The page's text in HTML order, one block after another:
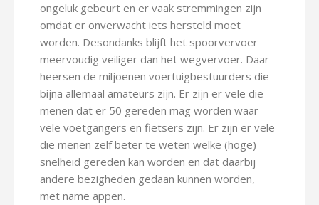
ongeluk gebeurt en er vaak stremmingen zijn
omdat er onverwacht iets hersteld moet
worden. Desondanks blijft het spoorvervoer
meervoudig veiliger dan het wegvervoer. Daar
heersen de miljoenen voertuigbestuurders die
bijna allemaal amateurs zijn. Er zijn er vele die
menen dat er 50 gereden mag worden waar
vele voetgangers en fietsers zijn. Er zijn er vele
die menen zelf beter te weten welke (hoge)
snelheid gereden kan worden en dat daarbij
andere bezigheden gedaan kunnen worden,
met name appen.